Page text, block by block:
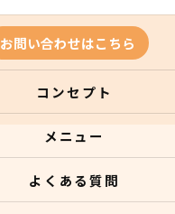
お問い合わせはこちら
コンセプト
メニュー
よくある質問